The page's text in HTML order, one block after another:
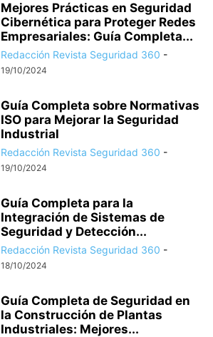
Mejores Prácticas en Seguridad
Cibernética para Proteger Redes
Empresariales: Guía Completa...
Redacción Revista Seguridad 360 -
19/10/2024
Guía Completa sobre Normativas
ISO para Mejorar la Seguridad
Industrial
Redacción Revista Seguridad 360 -
19/10/2024
Guía Completa para la
Integración de Sistemas de
Seguridad y Detección...
Redacción Revista Seguridad 360 -
18/10/2024
Guía Completa de Seguridad en
la Construcción de Plantas
Industriales: Mejores...